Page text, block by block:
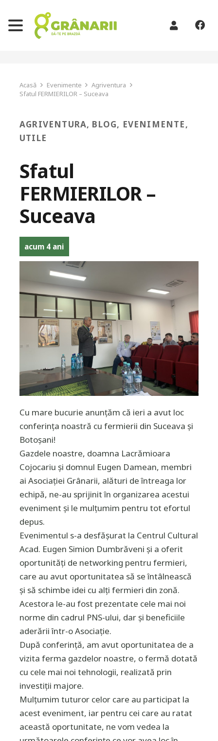
Acasă Evenimente
Agriventura
Sfatul FERMIERILOR – Suceava
AGRIVENTURA, BLOG, EVENIMENTE,
UTILE
Sfatul
FERMIERILOR –
Suceava
acum 4 ani
Cu mare bucurie anunțăm că ieri a avut loc
conferința noastră cu fermierii din Suceava și
Botoșani!
Gazdele noastre, doamna Lacrămioara
Cojocariu și domnul Eugen Damean, membri
ai Asociației Grânarii, alături de întreaga lor
echipă, ne-au sprijinit în organizarea acestui
eveniment și le mulțumim pentru tot efortul
depus.
Evenimentul s-a desfășurat la Centrul Cultural
Acad. Eugen Simion Dumbrăveni și a oferit
oportunități de networking pentru fermieri,
care au avut oportunitatea să se întâlnească
și să schimbe idei cu alți fermieri din zonă.
Acestora le-au fost prezentate cele mai noi
norme din cadrul PNS-ului, dar și beneficiile
aderării într-o Asociație.
După conferință, am avut oportunitatea de a
vizita ferma gazdelor noastre, o fermă dotată
cu cele mai noi tehnologii, realizată prin
investiții majore.
Mulțumim tuturor celor care au participat la
acest eveniment, iar pentru cei care au ratat
această oportunitate, ne vom vedea la